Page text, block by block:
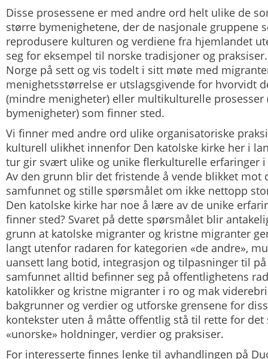
Disse prosessene er med andre ord helt ulike de
større bymenighetene, der de nasjonale gruppene
reprodusere kulturen og verdiene fra hjemlandet
seg for eksempel til norske tradisjoner og
Norge på sett og vis todelt i sitt møte med
menighetsstørrelse er utslagsgivende for hvorvidt
(mindre menigheter) eller multikulturelle prosesser
bymenigheter) som finner sted.
Vi finner med andre ord ulike organisatoriske
kulturell ulikhet innenfor Den katolske kirke her i
tur gir svært ulike og unike flerkulturelle erfaringer i
Av den grunn blir det fristende å vende blikket mot
samfunnet og stille spørsmålet om ikke nettopp
Den katolske kirke har noe å lære av de unike
finner sted? Svaret på dette spørsmålet blir
grunn at katolske migranter og kristne migranter
langt utenfor radaren for kategorien «de andre»,
uansett lang botid, integrasjon og tilpasninger til
samfunnet alltid befinner seg på offentlighetens
katolikker og kristne migranter i ro og mak
bakgrunner og verdier og utforske grensene for
kontekster uten å måtte offentlig stå til rette for det
«unorske» holdninger, verdier og praksiser.
For interesserte finnes lenke til avhandlingen på